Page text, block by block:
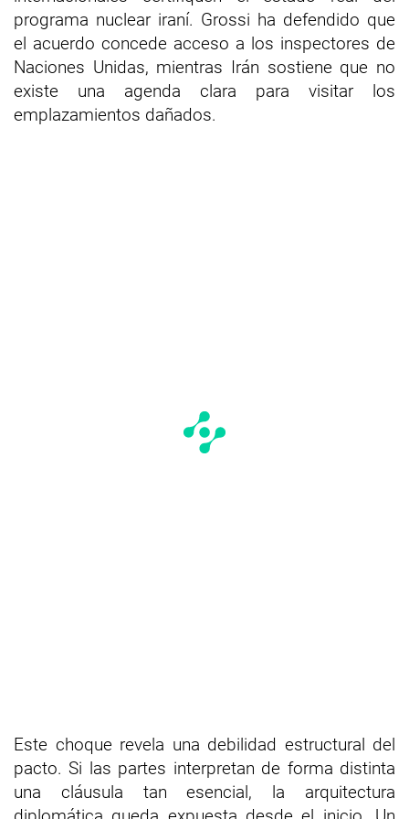
programa nuclear iraní. Grossi ha defendido que
el acuerdo concede acceso a los inspectores de
Naciones Unidas, mientras Irán sostiene que no
existe una agenda clara para visitar los
emplazamientos dañados.
Este choque revela una debilidad estructural del
pacto. Si las partes interpretan de forma distinta
una cláusula tan esencial, la arquitectura